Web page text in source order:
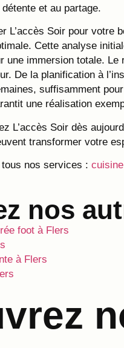
et au partage.
L’accès Soir pour votre
Cette analyse
une immersion totale.
De la planification à
suffisamment
une réalisation
L’accès Soir dès
transformer votre
nos services :
nos
foot à Flers
à Flers